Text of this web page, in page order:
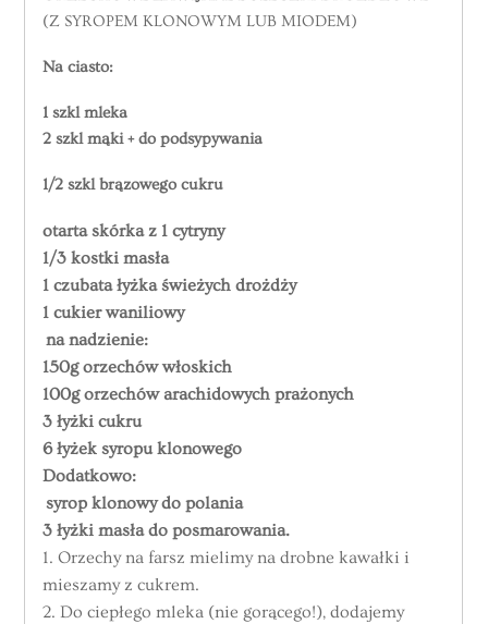
(Z SYROPEM KLONOWYM LUB MIODEM)
Na ciasto:
1 szkl mleka
2 szkl mąki + do podsypywania
1/2 szkl brązowego cukru
otarta skórka z 1 cytryny
1/3 kostki masła
1 czubata łyżka świeżych drożdży
1 cukier waniliowy
na nadzienie:
150g orzechów włoskich
100g orzechów arachidowych prażonych
3 łyżki cukru
6 łyżek syropu klonowego
Dodatkowo:
syrop klonowy do polania
3 łyżki masła do posmarowania.
1. Orzechyna farsz mielimy na drobne kawałki i
mieszamy z cukrem.
2. Do ciepłego mleka (nie gorącego!), dodajemy